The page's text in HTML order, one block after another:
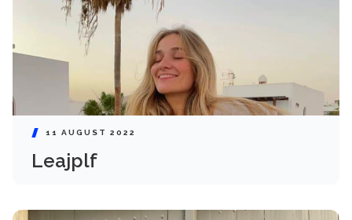
11 AUGUST 2022
Leajplf